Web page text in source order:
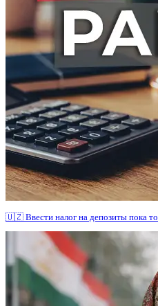
🇺🇿 Ввести налог на депозиты пока